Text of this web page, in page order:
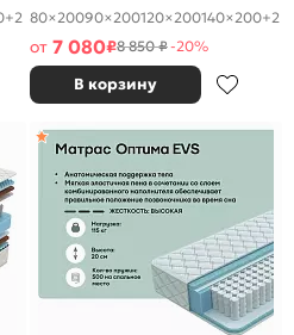
+2 80×20090×200120×200140×200+2
от 7 080₽8 850 ₽-20%
В корзину